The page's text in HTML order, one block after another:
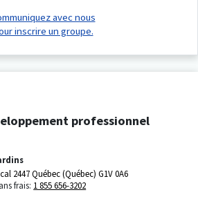
avec nous
inscrire un groupe.
professionnel
2447Québec (Québec) G1V 0A6
frais: 1 855 656-3202